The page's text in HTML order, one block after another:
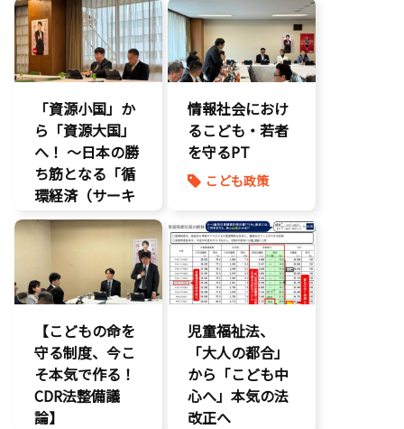
こども政策
議員連盟
障がい児者支
援
養子縁組
こどもDX
こどもの権利
こども政策
「資源小国」か
ら「資源大国」
へ！ 〜日本の勝
ち筋となる「循
環経済（サーキ
ュラーエコノミ
ー）」とは？〜
情報社会におけ
るこども・若者
を守るPT
こども政策
【こどもの命を
守る制度、今こ
そ本気で作る！
CDR法整備議
論】
児童福祉法、
「大人の都合」
から「こども中
心へ」本気の法
改正へ